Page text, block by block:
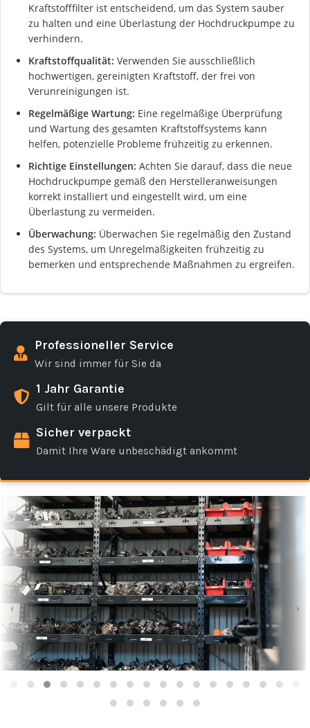
Kraftstofffilter ist entscheidend, um das System sauber
zu halten und eine Überlastung der Hochdruckpumpe zu
verhindern.
Kraftstoffqualität: Verwenden Sie ausschließlich
hochwertigen, gereinigten Kraftstoff, der frei von
Verunreinigungen ist.
Regelmäßige Wartung: Eine regelmäßige Überprüfung
und Wartung des gesamten Kraftstoffsystems kann
helfen, potenzielle Probleme frühzeitig zu erkennen.
Richtige Einstellungen: Achten Sie darauf, dass die neue
Hochdruckpumpe gemäß den Herstelleranweisungen
korrekt installiert und eingestellt wird, um eine
Überlastung zu vermeiden.
Überwachung: Überwachen Sie regelmäßig den Zustand
des Systems, um Unregelmäßigkeiten frühzeitig zu
bemerken und entsprechende Maßnahmen zu ergreifen.
Professioneller Service
Wir sind immer für Sie da
1 Jahr Garantie
Gilt für alle unsere Produkte
Sicher verpackt
Damit Ihre Ware unbeschädigt ankommt
‹ ›